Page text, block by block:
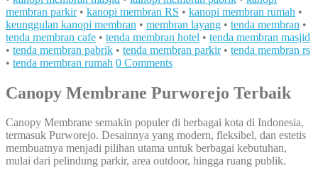
membran parkir• kanopi membran RS • kanopi membran rumah •
keunggulan kanopi membran • membran layang • tenda membran •
tenda membran cafe • tenda membran hotel • tenda membran masjid
• tenda membran pabrik • tenda membran parkir• tenda membran rs
• tenda membran rumah 0 Comments
Canopy Membrane Purworejo Terbaik
Canopy Membrane semakin populer di berbagai kota di Indonesia,
termasuk Purworejo. Desainnya yang modern, fleksibel, dan estetis
membuatnya menjadi pilihan utama untuk berbagai kebutuhan,
mulai dari pelindung parkir, area outdoor, hingga ruang publik.